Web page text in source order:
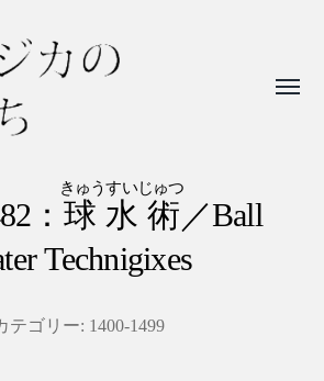
： 球水術
きゅうすいじゅつ
／Ball
Technigixes
テゴリー: 1400-1499